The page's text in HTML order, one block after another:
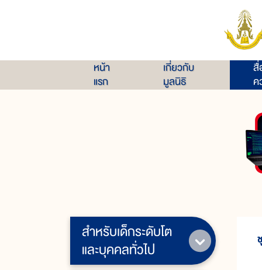
หน้า
แรก
เกี่ยวกับ
มูลนิธิ
สื่
ค
สำหรับเด็กระดับโต
และบุคคลทั่วไป